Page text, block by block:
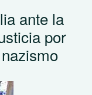
ante la
por